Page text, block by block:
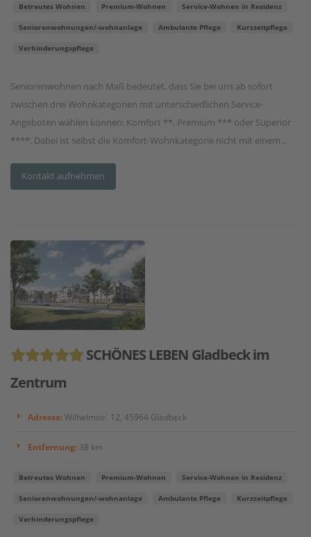
Betreutes Wohnen Premium-Wohnen Service-Wohnen in Residenz
Seniorenwohnungen/-wohnanlage Ambulante Pflege Kurzzeitpflege
Verhinderungspflege
Seniorenwohnen nach Maß bedeutet, dass Sie bei uns ab sofort
zwischen drei Wohnkategorien mit unterschiedlichen Service-
Angeboten wählen können: Komfort **, Premium *** oder Superior
****. Dabei ist selbst die Komfort-Wohnkategorie nicht mit einem...
Kontakt aufnehmen
SCHÖNES LEBEN Gladbeck im
Zentrum
Adresse:Wilhelmstr. 12, 45964 Gladbeck
Entfernung: 38 km
Betreutes Wohnen Premium-Wohnen Service-Wohnen in Residenz
Seniorenwohnungen/-wohnanlage Ambulante Pflege Kurzzeitpflege
Verhinderungspflege